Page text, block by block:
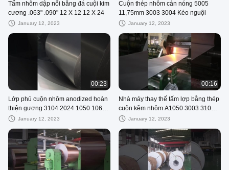
Tấm nhôm dập nổi bằng đá cuội kim
cương .063" .090" 12 X 12 12 X 24
January 12, 2023
Cuộn thép nhôm cán nóng 5005
11,75mm 3003 3004 Kéo nguội
January 12, 2023
00:23
Lớp phủ cuộn nhôm anodized hoàn
thiện gương 3104 2024 1050 1060
1070 1100
January 12, 2023
00:16
Nhà máy thay thế tấm lợp bằng thép
cuộn kẽm nhôm A1050 3003 3105
5052January 12, 2023